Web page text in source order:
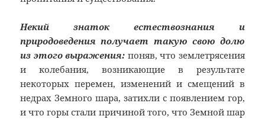
Некий знаток естествознания и
природоведения получает такую свою долю
из этого выражения: поняв, что землетрясения
и колебания, возникающие в результате
некоторых перемен, изменений и смещений в
недрах Земного шара, затихли с появлением гор,
и что горы стали причиной того, что Земной шар